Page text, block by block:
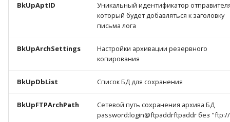
BkUpAptID
Уникальный идентификатор
который будет добавляться к заголовку
письма лога
BkUpArchSettings
Настройки архивации резервного
копирования
BkUpDbList Список БД для сохранения
BkUpFTPArchPath
Сетевой путь сохранения архива БД
password:login@ftpaddrftpaddr без